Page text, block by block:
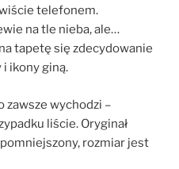
telefonem.
na tle nieba, ale…
tapetę się zdecydowanie
i ikony giną.
zawsze wychodzi –
liście. Oryginał
rozmiar jest